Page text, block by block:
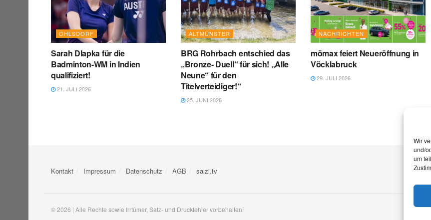
Wir
und/
um
OHLSDORF
Sarah Dlapka für die
Badminton-WM in Indien
qualifiziert!
21. JULI 2026
ALTMÜNSTER
BRG Rohrbach entschied das
„Bronze- Duell“ für sich! „Alle
Neune“ für den
Titelverteidiger!“
25. JUNI 2026
NACHRICHTEN
mömax feiert Neueröffnung in
Vöcklabruck
29. JULI 2026
Kontakt Impressum Datenschutz AGB salzi.tv
© 2026 | Alle Rechte sowie Irrtümer, Satz- und Druckfehler vorbehalten!